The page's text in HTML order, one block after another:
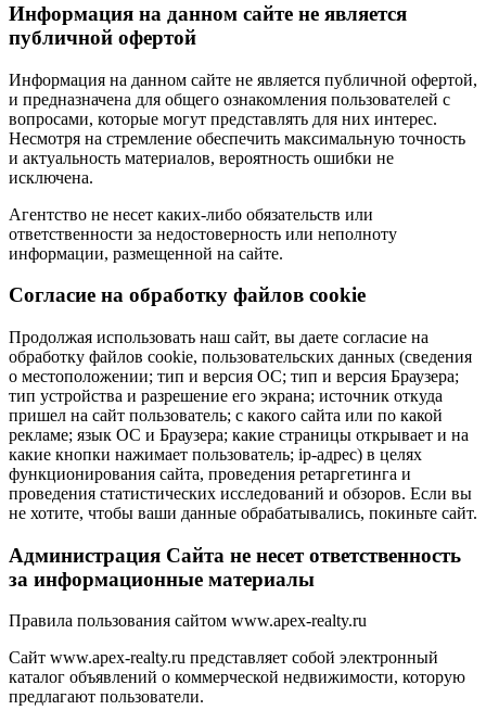
Информация на данном сайте не является
публичной офертой
Информация на данном сайте не является публичной офертой,
и предназначена для общего ознакомления пользователей с
вопросами, которые могут представлять для них интерес.
Несмотря на стремление обеспечить максимальную точность
и актуальность материалов, вероятность ошибки не
исключена.
Агентство не несет каких-либо обязательств или
ответственности за недостоверность или неполноту
информации, размещенной на сайте.
Cогласие на обработку файлов cookie
Продолжая использовать наш сайт, вы даете согласие на
обработку файлов cookie, пользовательских данных (сведения
о местоположении; тип и версия ОС; тип и версия Браузера;
тип устройства и разрешение его экрана; источник откуда
пришел на сайт пользователь; с какого сайта или по какой
рекламе; язык ОС и Браузера; какие страницы открывает и на
какие кнопки нажимает пользователь; ip-адрес) в целях
функционирования сайта, проведения ретаргетинга и
проведения статистических исследований и обзоров. Если вы
не хотите, чтобы ваши данные обрабатывались, покиньте сайт.
Администрация Сайта не несет ответственность
за информационные материалы
Правила пользования сайтом www.apex-realty.ru
Сайт www.apex-realty.ru представляет собой электронный
каталог объявлений о коммерческой недвижимости, которую
предлагают пользователи.